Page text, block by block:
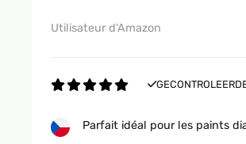
Utilisateur d'Amazon
Parfait idéal pour les paints